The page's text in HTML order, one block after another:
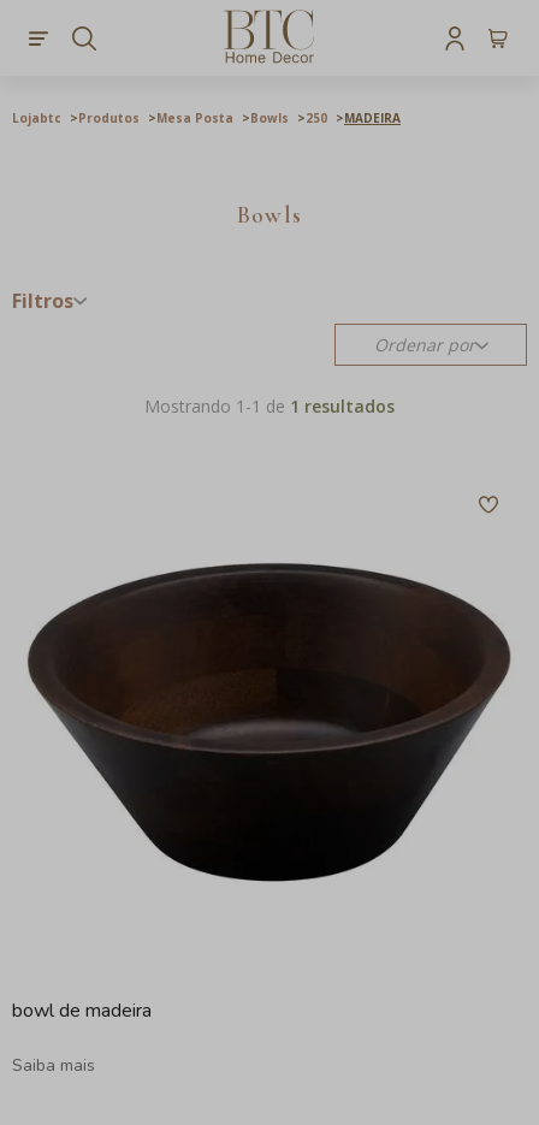
Lojabtc Produtos Mesa Posta Bowls 250 MADEIRA
Bowls
Mostrando 1-1 de 1 resultados
Filtros
Ordenar por
bowl de madeira
Saiba mais